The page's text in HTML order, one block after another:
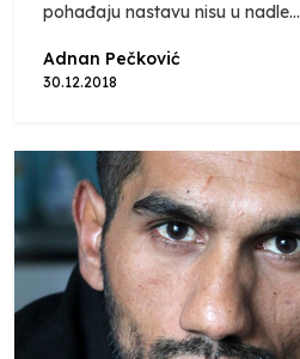
pohađaju nastavu nisu u nadle...
Adnan Pečković
30.12.2018